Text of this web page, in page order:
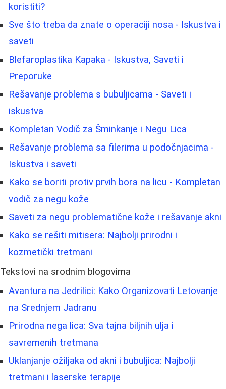
koristiti?
Sve što treba da znate o operaciji nosa - Iskustva i
saveti
Blefaroplastika Kapaka - Iskustva, Saveti i
Preporuke
Rešavanje problema s bubuljicama - Saveti i
iskustva
Kompletan Vodič za Šminkanje i Negu Lica
Rešavanje problema sa filerima u podočnjacima -
Iskustva i saveti
Kako se boriti protiv prvih bora na licu - Kompletan
vodič za negu kože
Saveti za negu problematične kože i rešavanje akni
Kako se rešiti mitisera: Najbolji prirodni i
kozmetički tretmani
Tekstovi na srodnim blogovima
Avantura na Jedrilici: Kako Organizovati Letovanje
na Srednjem Jadranu
Prirodna nega lica: Sva tajna biljnih ulja i
savremenih tretmana
Uklanjanje ožiljaka od akni i bubuljica: Najbolji
tretmani i laserske terapije